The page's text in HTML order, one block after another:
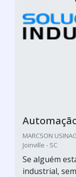
MARCSON
Joinville - SC
Se alguém
industrial,